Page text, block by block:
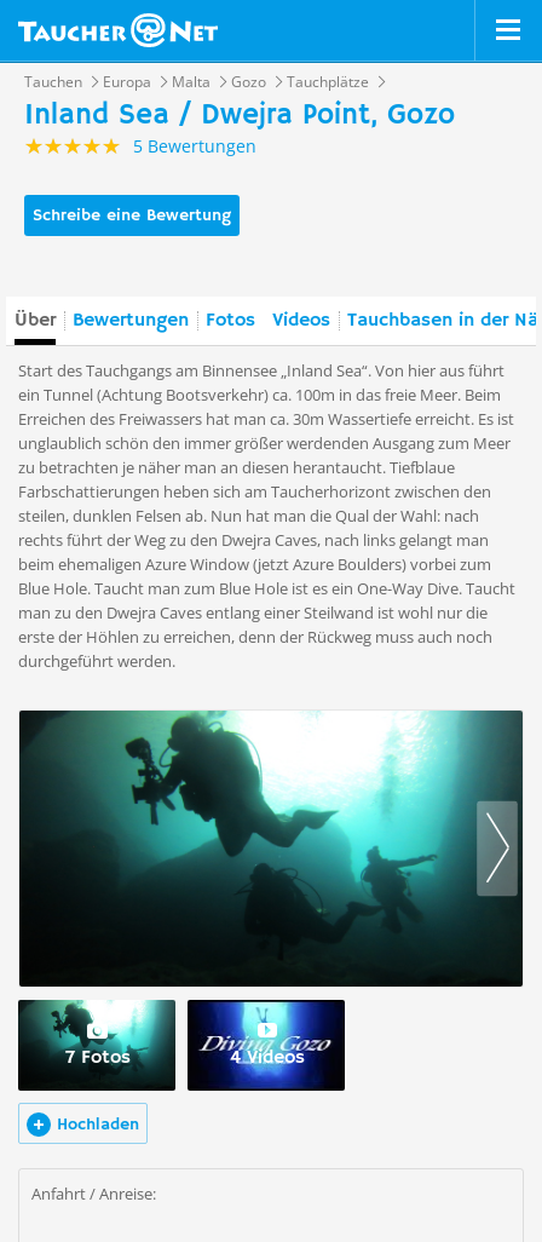
Tauchen Europa Malta Gozo Tauchplätze
Inland Sea / Dwejra Point, Gozo
5 Bewertungen
Schreibe eine Bewertung
Über Bewertungen Fotos Videos Tauchbasen in der
Start des Tauchgangs am Binnensee „Inland Sea“. Von hier aus führt
ein Tunnel (Achtung Bootsverkehr) ca. 100m in das freie Meer. Beim
Erreichen des Freiwassers hat man ca. 30m Wassertiefe erreicht. Es ist
unglaublich schön den immer größer werdenden Ausgang zum Meer
zu betrachten je näher man an diesen herantaucht. Tiefblaue
Farbschattierungen heben sich am Taucherhorizont zwischen den
steilen, dunklen Felsen ab. Nun hat man die Qual der Wahl: nach
rechts führt der Weg zu den Dwejra Caves, nach links gelangt man
beim ehemaligen Azure Window (jetzt Azure Boulders) vorbei zum
Blue Hole. Taucht man zum Blue Hole ist es ein One-Way Dive. Taucht
man zu den Dwejra Caves entlang einer Steilwand ist wohl nur die
erste der Höhlen zu erreichen, denn der Rückweg muss auch noch
durchgeführt werden.
7 Fotos 4 Videos
Hochladen
Anfahrt / Anreise: